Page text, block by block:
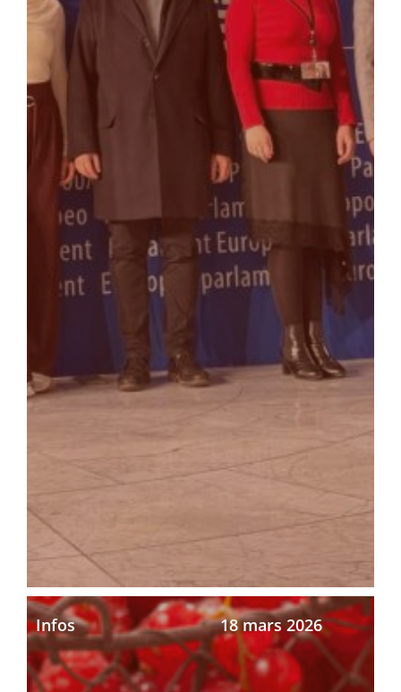
Infos 18 mars 2026